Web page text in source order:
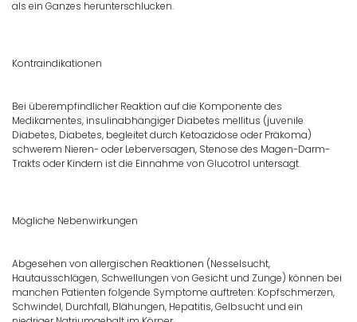
als ein Ganzes herunterschlucken.
Kontraindikationen
Bei überempfindlicher Reaktion auf die Komponente des
Medikamentes, insulinabhängiger Diabetes mellitus (juvenile
Diabetes, Diabetes, begleitet durch Ketoazidose oder Präkoma)
schwerem Nieren- oder Leberversagen, Stenose des Magen-Darm-
Trakts oder Kindern ist die Einnahme von Glucotrol untersagt.
Mögliche Nebenwirkungen
Abgesehen von allergischen Reaktionen (Nesselsucht,
Hautausschlägen, Schwellungen von Gesicht und Zunge) können bei
manchen Patienten folgende Symptome auftreten: Kopfschmerzen,
Schwindel, Durchfall, Blähungen, Hepatitis, Gelbsucht und ein